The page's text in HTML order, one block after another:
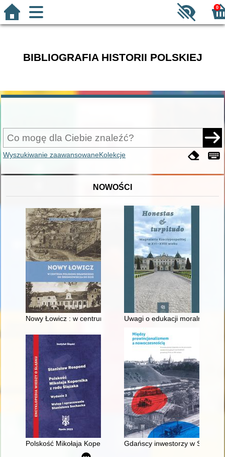
0
BIBLIOGRAFIA HISTORII POLSKIEJ
Wyszukiwanie zaawansowaneKolekcje
NOWOŚCI
Nowy Łowicz : w centrum poligonu drawskiego od
Uwagi o edukacji moralnej
Polskość Mikołaja Kopernika z rodu Ślązaka
Gdańscy inwestorzy w